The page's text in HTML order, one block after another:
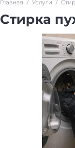
Главная Услуги
Стирка